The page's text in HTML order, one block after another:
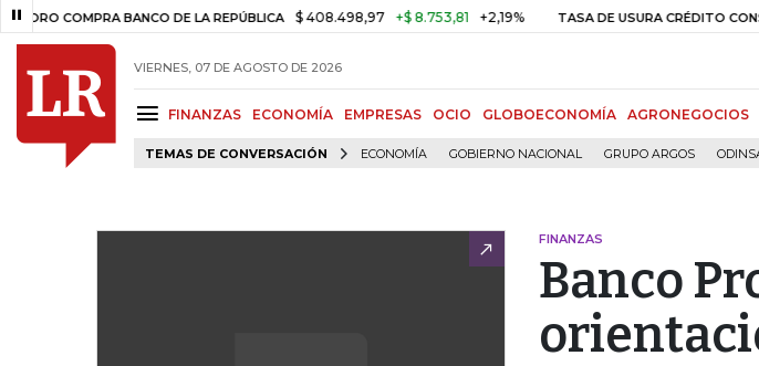
COMPRA BANCO DE LA REPÚBLICA $ 408.498,97 +$ 8.753,81 +2,19% TASA DE USURA CRÉDITO
VIERNES, 07 DE AGOSTO DE 2026
FINANZAS ECONOMÍA EMPRESAS OCIO GLOBOECONOMÍA AGRONEGOCIOS
TEMAS DE CONVERSACIÓN ECONOMÍA GOBIERNO NACIONAL GRUPO ARGOS
FINANZAS
Banco